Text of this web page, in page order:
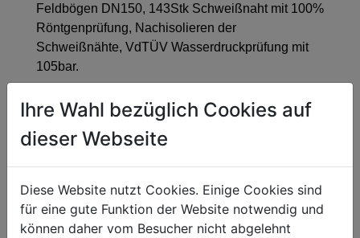
Feldbögen DN150, 143Stk Schweißnaht mit 100%
Röntgenprüfung, Nachisolieren der
Schweißnähte, VdTÜV Wasserdruckprüfung mit
105bar.
Ihre Wahl bezüglich Cookies auf
dieser Webseite
Diese Website nutzt Cookies. Einige Cookies sind
für eine gute Funktion der Website notwendig und
können daher vom Besucher nicht abgelehnt